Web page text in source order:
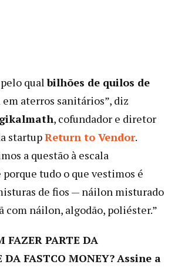
qualbilhões de quilos de
em aterros sanitários”, diz
, cofundador e diretor
startupReturn to Vendor.
a questão à escala
tudo o que vestimos é
de fios — náilon misturado
com náilon, algodão, poliéster.”
FAZER PARTE DA
FASTCO MONEY?Assine a